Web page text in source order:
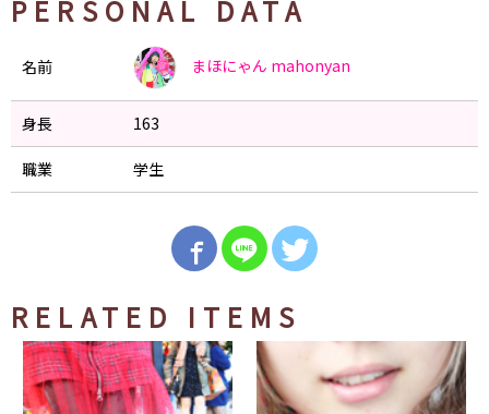
PERSONAL DATA
名前 まほにゃん mahonyan
身長 163
職業 学生
RELATED ITEMS